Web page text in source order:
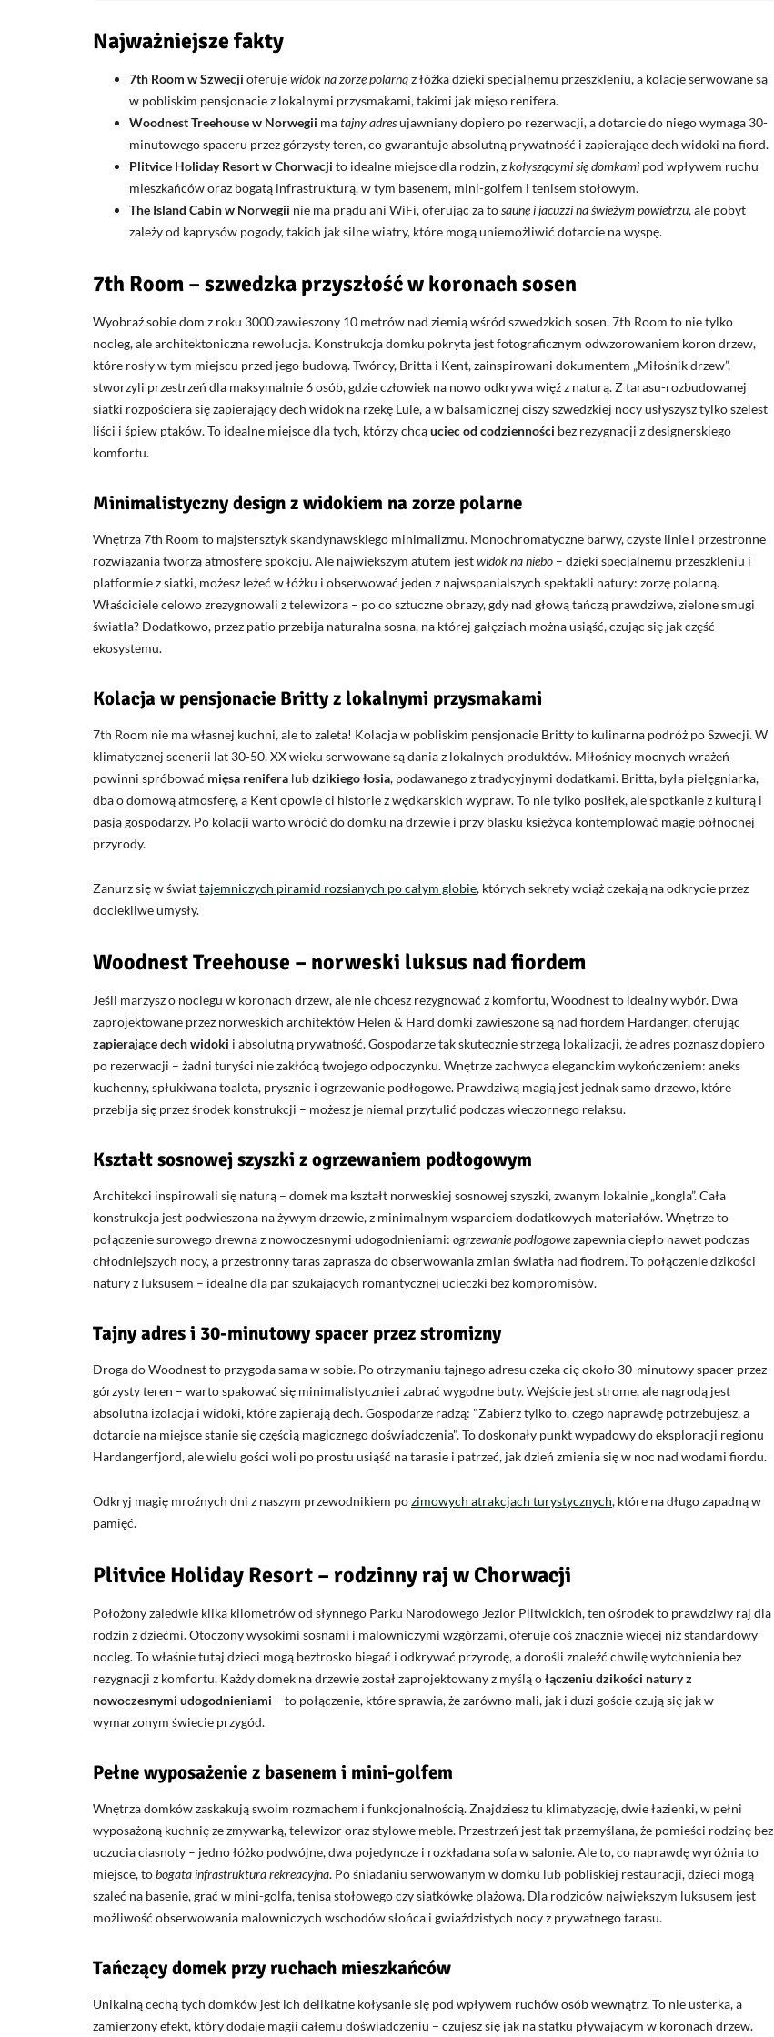
Najważniejsze fakty
7th Room w Szwecji oferujewidok na zorzę polarnąz łóżka dzięki specjalnemu przeszkleniu, a kolacje serwowane są
w pobliskim pensjonacie z lokalnymi przysmakami, takimi jak mięso renifera.
Woodnest Treehouse w Norwegii matajny adresujawniany dopiero po rezerwacji, a dotarcie do niego wymaga 30-
minutowego spaceru przez górzysty teren, co gwarantuje absolutną prywatność i zapierające dech widoki na fiord.
Plitvice Holiday Resort w Chorwacji to idealne miejsce dla rodzin, zkołyszącymi się domkami pod wpływem ruchu
mieszkańców oraz bogatą infrastrukturą, w tym basenem, mini-golfem i tenisem stołowym.
The Island Cabin w Norwegii nie ma prądu ani WiFi, oferując za tosaunę i jacuzzi na świeżym powietrzu, ale pobyt
zależy od kaprysów pogody, takich jak silne wiatry, które mogą uniemożliwić dotarcie na wyspę.
7th Room – szwedzka przyszłość w koronach sosen
Wyobraź sobie dom z roku 3000 zawieszony 10 metrów nad ziemią wśród szwedzkich sosen. 7th Room to nie tylko
nocleg, ale architektoniczna rewolucja. Konstrukcja domku pokryta jest fotograficznym odwzorowaniem koron drzew,
które rosły w tym miejscu przed jego budową. Twórcy, Britta i Kent, zainspirowani dokumentem „Miłośnik drzew”,
stworzyli przestrzeń dla maksymalnie 6 osób, gdzie człowiek na nowo odkrywa więź z naturą. Z tarasu-rozbudowanej
siatki rozpościera się zapierający dech widok na rzekę Lule, a w balsamicznej ciszy szwedzkiej nocy usłyszysz tylko szelest
liści i śpiew ptaków. To idealne miejsce dla tych, którzy chcąuciec od codzienności bez rezygnacji z designerskiego
komfortu.
Minimalistyczny design z widokiem na zorze polarne
Wnętrza 7th Room to majstersztyk skandynawskiego minimalizmu. Monochromatyczne barwy, czyste linie i przestronne
rozwiązania tworzą atmosferę spokoju. Ale największym atutem jestwidok na niebo – dzięki specjalnemu przeszkleniu i
platformie z siatki, możesz leżeć w łóżku i obserwować jeden z najwspanialszych spektakli natury: zorzę polarną.
Właściciele celowo zrezygnowali z telewizora – po co sztuczne obrazy, gdy nad głową tańczą prawdziwe, zielone smugi
światła? Dodatkowo, przez patio przebija naturalna sosna, na której gałęziach można usiąść, czując się jak część
ekosystemu.
Kolacja w pensjonacie Britty z lokalnymi przysmakami
7th Room nie ma własnej kuchni, ale to zaleta! Kolacja w pobliskim pensjonacie Britty to kulinarna podróż po Szwecji. W
klimatycznej scenerii lat 30-50. XX wieku serwowane są dania z lokalnych produktów. Miłośnicy mocnych wrażeń
powinni spróbować mięsa renifera lubdzikiego łosia, podawanego z tradycyjnymi dodatkami. Britta, była pielęgniarka,
dba o domową atmosferę, a Kent opowie ci historie z wędkarskich wypraw. To nie tylko posiłek, ale spotkanie z kulturą i
pasją gospodarzy. Po kolacji warto wrócić do domku na drzewie i przy blasku księżyca kontemplować magię północnej
przyrody.
Zanurz się w świattajemniczych piramid rozsianych po całym globie, których sekrety wciąż czekają na odkrycie przez
dociekliwe umysły.
Woodnest Treehouse – norweski luksus nad fiordem
Jeśli marzysz o noclegu w koronach drzew, ale nie chcesz rezygnować z komfortu, Woodnest to idealny wybór. Dwa
zaprojektowane przez norweskich architektów Helen & Hard domki zawieszone są nad fiordem Hardanger, oferując
zapierające dech widoki i absolutną prywatność. Gospodarze tak skutecznie strzegą lokalizacji, że adres poznasz dopiero
po rezerwacji – żadni turyści nie zakłócą twojego odpoczynku. Wnętrze zachwyca eleganckim wykończeniem: aneks
kuchenny, spłukiwana toaleta, prysznic i ogrzewanie podłogowe. Prawdziwą magią jest jednak samo drzewo, które
przebija się przez środek konstrukcji – możesz je niemal przytulić podczas wieczornego relaksu.
Kształt sosnowej szyszki z ogrzewaniem podłogowym
Architekci inspirowali się naturą – domek ma kształt norweskiej sosnowej szyszki, zwanym lokalnie „kongla”. Cała
konstrukcja jest podwieszona na żywym drzewie, z minimalnym wsparciem dodatkowych materiałów. Wnętrze to
połączenie surowego drewna z nowoczesnymi udogodnieniami: ogrzewanie podłogowezapewnia ciepło nawet podczas
chłodniejszych nocy, a przestronny taras zaprasza do obserwowania zmian światła nad fiodrem. To połączenie dzikości
natury z luksusem – idealne dla par szukających romantycznej ucieczki bez kompromisów.
Tajny adres i 30-minutowy spacer przez stromizny
Droga do Woodnest to przygoda sama w sobie. Po otrzymaniu tajnego adresu czeka cię około 30-minutowy spacer przez
górzysty teren – warto spakować się minimalistycznie i zabrać wygodne buty. Wejście jest strome, ale nagrodą jest
absolutna izolacja i widoki, które zapierają dech. Gospodarze radzą: Zabierz tylko to, czego naprawdę potrzebujesz, a
dotarcie na miejsce stanie się częścią magicznego doświadczenia . To doskonały punkt wypadowy do eksploracji regionu
Hardangerfjord, ale wielu gości woli po prostu usiąść na tarasie i patrzeć, jak dzień zmienia się w noc nad wodami fiordu.
Odkryj magię mroźnych dni z naszym przewodnikiem pozimowych atrakcjach turystycznych, które na długo zapadną w
pamięć.
Plitvice Holiday Resort – rodzinny raj w Chorwacji
Położony zaledwie kilka kilometrów od słynnego Parku Narodowego Jezior Plitwickich, ten ośrodek to prawdziwy raj dla
rodzin z dziećmi. Otoczony wysokimi sosnami i malowniczymi wzgórzami, oferuje coś znacznie więcej niż standardowy
nocleg. To właśnie tutaj dzieci mogą beztrosko biegać i odkrywać przyrodę, a dorośli znaleźć chwilę wytchnienia bez
rezygnacji z komfortu. Każdy domek na drzewie został zaprojektowany z myślą ołączeniu dzikości natury z
nowoczesnymi udogodnieniami – to połączenie, które sprawia, że zarówno mali, jak i duzi goście czują się jak w
wymarzonym świecie przygód.
Pełne wyposażenie z basenem i mini-golfem
Wnętrza domków zaskakują swoim rozmachem i funkcjonalnością. Znajdziesz tu klimatyzację, dwie łazienki, w pełni
wyposażoną kuchnię ze zmywarką, telewizor oraz stylowe meble. Przestrzeń jest tak przemyślana, że pomieści rodzinę bez
uczucia ciasnoty – jedno łóżko podwójne, dwa pojedyncze i rozkładana sofa w salonie. Ale to, co naprawdę wyróżnia to
miejsce, tobogata infrastruktura rekreacyjna. Po śniadaniu serwowanym w domku lub pobliskiej restauracji, dzieci mogą
szaleć na basenie, grać w mini-golfa, tenisa stołowego czy siatkówkę plażową. Dla rodziców największym luksusem jest
możliwość obserwowania malowniczych wschodów słońca i gwiaździstych nocy z prywatnego tarasu.
Tańczący domek przy ruchach mieszkańców
Unikalną cechą tych domków jest ich delikatne kołysanie się pod wpływem ruchów osób wewnątrz. To nie usterka, a
zamierzony efekt, który dodaje magii całemu doświadczeniu – czujesz się jak na statku pływającym w koronach drzew.